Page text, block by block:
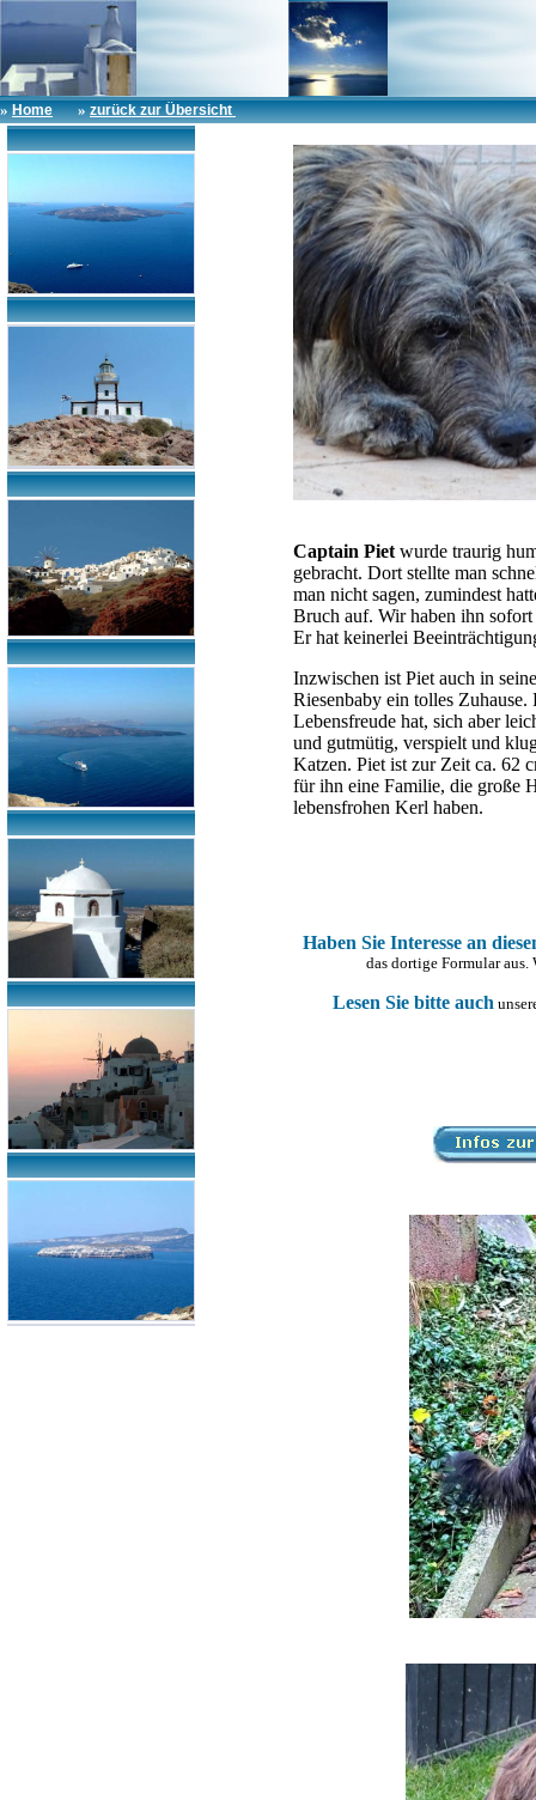
» Home »zurück zur Übersicht
Captain Piet wurde traurig
gebracht. Dort stellte man
man nicht sagen, zumindest
Bruch auf. Wir haben ihn
Er hat keinerlei
Inzwischen ist Piet auch in
Riesenbaby ein tolles
Lebensfreude hat, sich aber
und gutmütig, verspielt und
Katzen. Piet ist zur Zeit ca. 62
für ihn eine Familie, die große
lebensfrohen Kerl haben.
Haben Sie Interesse an
das dortige Formular
Lesen Sie bitte auch